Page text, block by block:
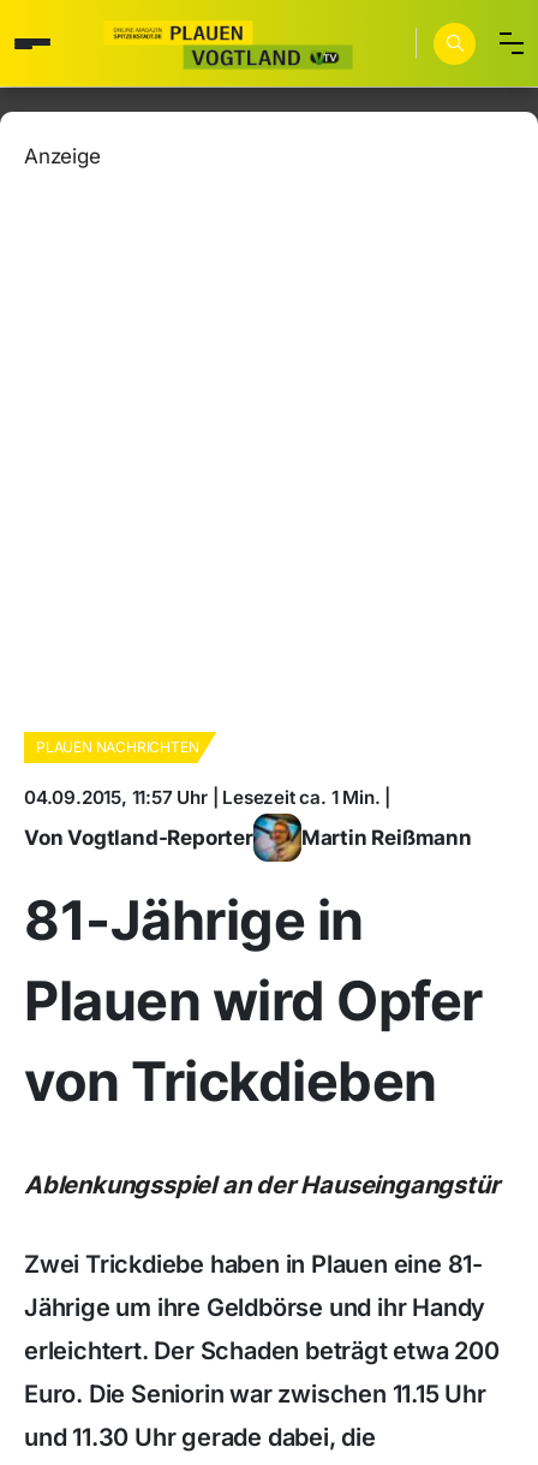
Anzeige
PLAUEN NACHRICHTEN
04.09.2015, 11:57 Uhr | Lesezeit ca. 1 Min. |
Von Vogtland-Reporter Martin Reißmann
81-Jährige in
Plauen wird Opfer
von Trickdieben
Ablenkungsspiel an der Hauseingangstür
Zwei Trickdiebe haben in Plauen eine 81-
Jährige um ihre Geldbörse und ihr Handy
erleichtert. Der Schaden beträgt etwa 200
Euro. Die Seniorin war zwischen 11.15 Uhr
und 11.30 Uhr gerade dabei, die